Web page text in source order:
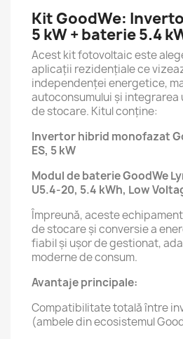
Kit GoodWe:
5 kW + baterie 5.4
Acest kit fotovoltaic este
aplicații rezidențiale ce
independenței energetice,
autoconsumului și
de stocare. Kitul conține:
Invertor hibrid monofazat
ES, 5 kW
Modul de baterie GoodWe
U5.4-20, 5.4 kWh, Low
Împreună, aceste
de stocare și conversie a
fiabil și ușor de gestionat,
moderne de consum.
Avantaje principale:
Compatibilitate totală între
(ambele din ecosistemul